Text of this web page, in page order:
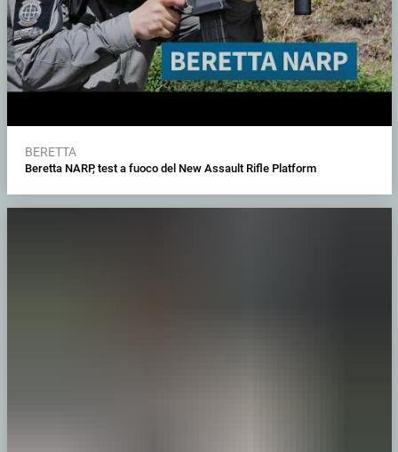
BERETTA
Beretta NARP, test a fuoco del New Assault Rifle Platform